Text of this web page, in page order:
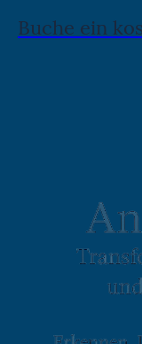
Buche ein